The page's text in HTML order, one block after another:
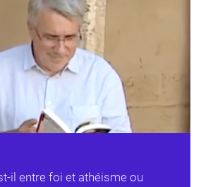
il entre foi et athéisme ou